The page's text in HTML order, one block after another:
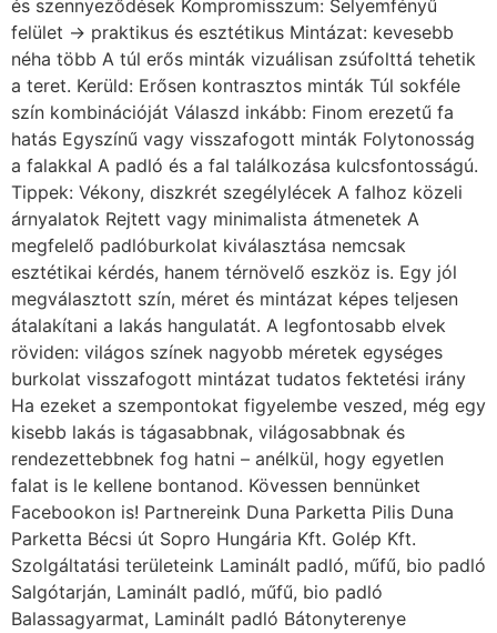
és szennyeződések Kompromisszum: Selyemfényű
felület → praktikus és esztétikus Mintázat: kevesebb
néha több A túl erős minták vizuálisan zsúfolttá tehetik
a teret. Kerüld: Erősen kontrasztos minták Túl sokféle
szín kombinációját Válaszd inkább: Finom erezetű fa
hatás Egyszínű vagy visszafogott minták Folytonosság
a falakkal A padló és a fal találkozása kulcsfontosságú.
Tippek: Vékony, diszkrét szegélylécek A falhoz közeli
árnyalatok Rejtett vagy minimalista átmenetek A
megfelelő padlóburkolat kiválasztása nemcsak
esztétikai kérdés, hanem térnövelő eszköz is. Egy jól
megválasztott szín, méret és mintázat képes teljesen
átalakítani a lakás hangulatát. A legfontosabb elvek
röviden: világos színek nagyobb méretek egységes
burkolat visszafogott mintázat tudatos fektetési irány
Ha ezeket a szempontokat figyelembe veszed, még egy
kisebb lakás is tágasabbnak, világosabbnak és
rendezettebbnek fog hatni – anélkül, hogy egyetlen
falat is le kellene bontanod. Kövessen bennünket
Facebookon is! Partnereink Duna Parketta Pilis Duna
Parketta Bécsi út Sopro Hungária Kft. Golép Kft.
Szolgáltatási területeink Laminált padló, műfű, bio padló
Salgótarján, Laminált padló, műfű, bio padló
Balassagyarmat, Laminált padló Bátonyterenye